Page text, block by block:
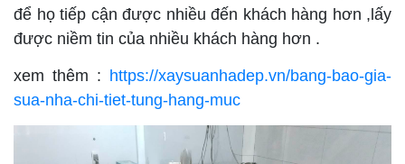
để họ tiếp cận được nhiều đến khách hàng hơn ,lấy
được niềm tin của nhiều khách hàng hơn .
xem thêm : https://xaysuanhadep.vn/bang-bao-gia-
sua-nha-chi-tiet-tung-hang-muc